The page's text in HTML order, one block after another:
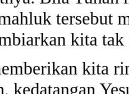
tersebut
kita
kita
kedatangan